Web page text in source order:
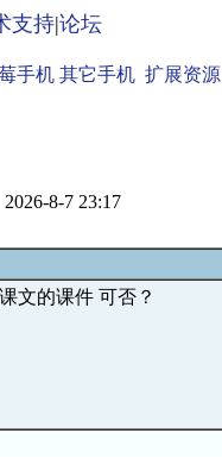
支持|论坛
手机 其它手机 扩展资源
2026-8-7 23:17
文的课件 可否？